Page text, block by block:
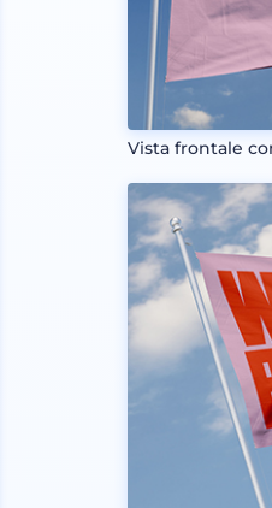
Vista frontale